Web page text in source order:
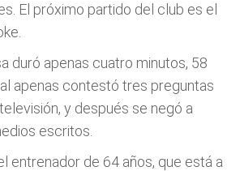
El próximo partido del club es el
duró apenas cuatro minutos, 58
apenas contestó tres preguntas
y después se negó a
escritos.
entrenador de 64 años, que está a